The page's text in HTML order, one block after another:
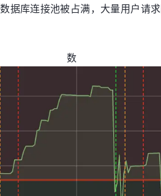
据库连接池被占满，大量用户请